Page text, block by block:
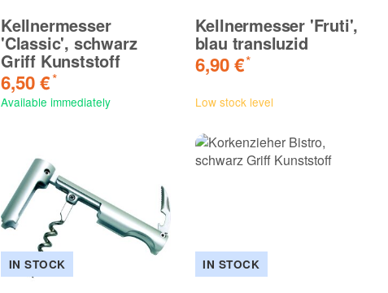
Kellnermesser
'Classic', schwarz
Griff Kunststoff
6,50 €*
Available immediately
Kellnermesser 'Fruti',
blau transluzid
6,90 €*
Low stock level
IN STOCK IN STOCK